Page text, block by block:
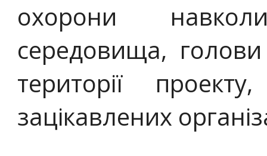
охорони
середовища, голови
території
зацікавлених